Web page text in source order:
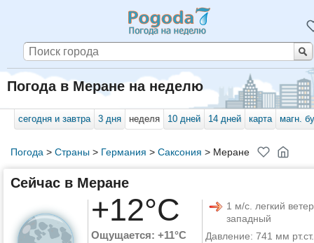
Погода в Меране на неделю
сегодня и завтра 3 дня неделя 10 дней 14 дней карта магн.
Погода > Страны> Германия > Саксония > Меране
Сейчас в Меране
+12°C
Ощущается: +11°C
1 м/с. легкий
западный
Давление: 741 мм рт.ст.